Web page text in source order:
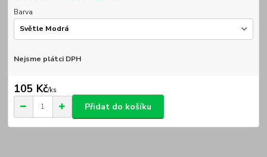
Barva
Nejsme plátci DPH
105 Kč/ks
Přidat do košíku